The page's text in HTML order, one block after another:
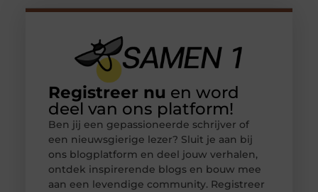
Registreer nu en word
deel van ons platform!
Ben jij een gepassioneerde schrijver of
een nieuwsgierige lezer? Sluit je aan bij
ons blogplatform en deel jouw verhalen,
ontdek inspirerende blogs en bouw mee
aan een levendige community. Registreer